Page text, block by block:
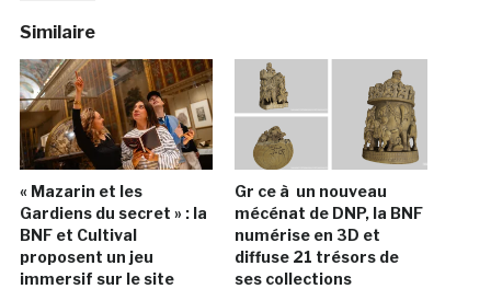
Similaire
« Mazarin et les
Gardiens du secret » : la
BNF et Cultival
proposent un jeu
immersif sur le site
Gr ce à un nouveau
mécénat de DNP, la BNF
numérise en 3D et
diffuse 21 trésors de
ses collections